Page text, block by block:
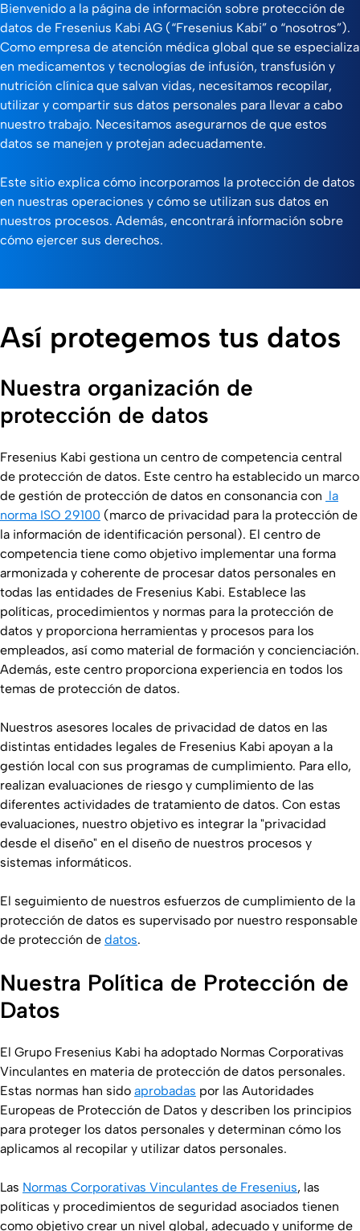
Bienvenido a la página de información sobre protección de
datos de Fresenius Kabi AG (“Fresenius Kabi” o “nosotros”).
Como empresa de atención médica global que se especializa
en medicamentos y tecnologías de infusión, transfusión y
nutrición clínica que salvan vidas, necesitamos recopilar,
utilizar y compartir sus datos personales para llevar a cabo
nuestro trabajo. Necesitamos asegurarnos de que estos
datos se manejen y protejan adecuadamente.
Este sitio explica cómo incorporamos la protección de datos
en nuestras operaciones y cómo se utilizan sus datos en
nuestros procesos. Además, encontrará información sobre
cómo ejercer sus derechos.
Así protegemos tus datos
Nuestra organización de
protección de datos
Fresenius Kabi gestiona un centro de competencia central
de protección de datos. Este centro ha establecido un marco
de gestión de protección de datos en consonancia con la
norma ISO 29100 (marco de privacidad para la protección de
la información de identificación personal). El centro de
competencia tiene como objetivo implementar una forma
armonizada y coherente de procesar datos personales en
todas las entidades de Fresenius Kabi. Establece las
políticas, procedimientos y normas para la protección de
datos y proporciona herramientas y procesos para los
empleados, así como material de formación y concienciación.
Además, este centro proporciona experiencia en todos los
temas de protección de datos.
Nuestros asesores locales de privacidad de datos en las
distintas entidades legales de Fresenius Kabi apoyan a la
gestión local con sus programas de cumplimiento. Para ello,
realizan evaluaciones de riesgo y cumplimiento de las
diferentes actividades de tratamiento de datos. Con estas
evaluaciones, nuestro objetivo es integrar la "privacidad
desde el diseño" en el diseño de nuestros procesos y
sistemas informáticos.
El seguimiento de nuestros esfuerzos de cumplimiento de la
protección de datos es supervisado por nuestro responsable
de protección de datos.
Nuestra Política de Protección de
Datos
El Grupo Fresenius Kabi ha adoptado Normas Corporativas
Vinculantes en materia de protección de datos personales.
Estas normas han sido aprobadas por las Autoridades
Europeas de Protección de Datos y describen los principios
para proteger los datos personales y determinan cómo los
aplicamos al recopilar y utilizar datos personales.
Las Normas Corporativas Vinculantes de Fresenius, las
políticas y procedimientos de seguridad asociados tienen
como objetivo crear un nivel global, adecuado y uniforme de